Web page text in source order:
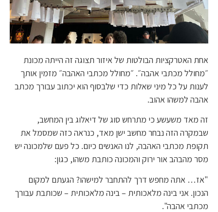
אחת האטרקציות הבולטות של איזור תצוגה זה הייתה מכונת
״מחולל מכתבי אהבה״. ״מחולל מכתבי האהבה״ מזמין אותך
לענות על כל מיני שאלות כדי שלבסוף הוא יכתוב עבורך מכתב
אהבה למשהו אהוב.
זה מאד משעשע כי מתרחש סוג של דיאלוג בין המחשב,
שבמקרה הזה נבחר מחשב ישן מאד, כנראה כזה שמסמל את
תקופת מכתבי האהבה, לנו האנשים כיום. כל פעם שלמכונה יש
מסר מהבהב אור ירוק והמכונה כותבת משהו, כגון:
"אז… אתה מחפש דרך להתחבר למישהו? הגעתם למקום
הנכון. אני בינה מלאכותית – בינה מלאכותית – שכותבת עבורך
מכתבי אהבה".